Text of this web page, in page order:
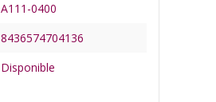
A111-0400
8436574704136
Disponible